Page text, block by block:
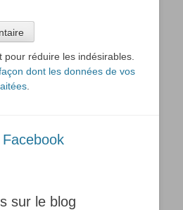
pour réduire les indésirables.
dont les données de vos
sur le blog